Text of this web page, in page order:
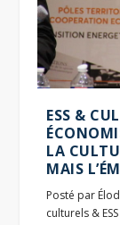
ESS &
LA
MAIS
Posté par
culturels & ESS